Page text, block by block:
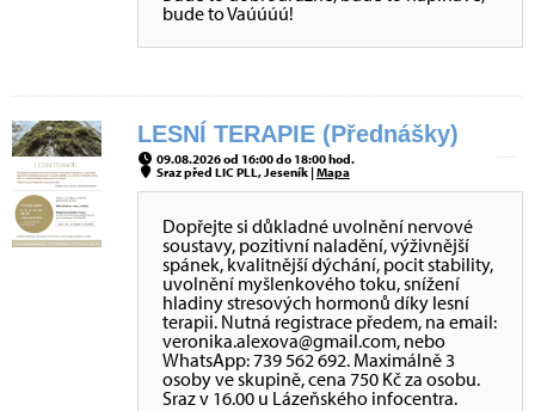
bude to Vaúúúú!
LESNÍ TERAPIE (Přednášky)
09.08.2026 od 16:00 do 18:00 hod.
Sraz před LIC PLL, Jeseník |Mapa
Dopřejte si důkladné uvolnění nervové
soustavy, pozitivní naladění, výživnější
spánek, kvalitnější dýchání, pocit stability,
uvolnění myšlenkového toku, snížení
hladiny stresových hormonů díky lesní
terapii. Nutná registrace předem, na email:
veronika.alexova@gmail.com, nebo
WhatsApp: 739 562 692. Maximálně 3
osoby ve skupině, cena 750 Kč za osobu.
Sraz v 16.00 u Lázeňského infocentra.